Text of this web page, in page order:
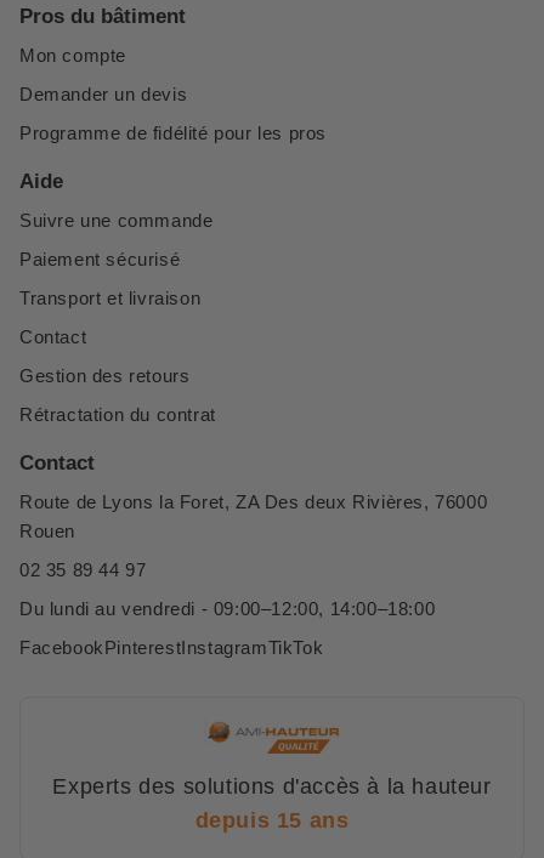
Pros du bâtiment
Mon compte
Demander un devis
Programme de fidélité pour les pros
Aide
Suivre une commande
Paiement sécurisé
Transport et livraison
Contact
Gestion des retours
Rétractation du contrat
Contact
Route de Lyons la Foret, ZA Des deux Rivières, 76000
Rouen
02 35 89 44 97
Du lundi au vendredi - 09:00–12:00, 14:00–18:00
FacebookPinterestInstagramTikTok
Experts des solutions d'accès à la hauteur
depuis 15 ans